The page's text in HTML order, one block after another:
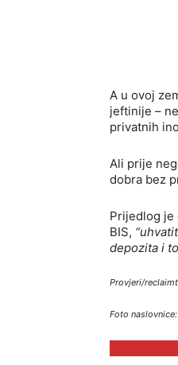
A u ovoj
jeftinije –
privatnih
Ali prije
dobra bez
Prijedlog je
BIS,
depozita i
Provjeri/
Foto